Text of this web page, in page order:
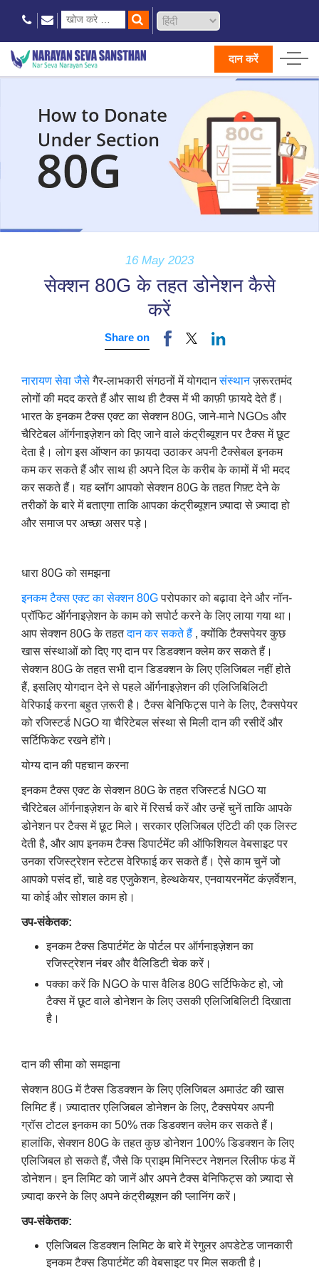
दान करें
16 May 2023
सेक्शन 80G के तहत डोनेशन कैसे
करें
Share on
नारायणसेवा जैसेगैर-लाभकारी संगठनों में योगदानसंस्थानज़रूरतमंद
लोगों की मदद करते हैं और साथ ही टैक्स में भी काफ़ी फ़ायदे देते हैं।
भारत के इनकम टैक्स एक्ट का सेक्शन 80G, जाने-माने NGOs और
चैरिटेबल ऑर्गनाइज़ेशन को दिए जाने वाले कंट्रीब्यूशन पर टैक्स में छूट
देता है। लोग इस ऑप्शन का फ़ायदा उठाकर अपनी टैक्सेबल इनकम
कम कर सकते हैं और साथ ही अपने दिल के करीब के कामों में भी मदद
कर सकते हैं। यह ब्लॉग आपको सेक्शन 80G के तहत गिफ़्ट देने के
तरीकों के बारे में बताएगा ताकि आपका कंट्रीब्यूशन ज़्यादा से ज़्यादा हो
और समाज पर अच्छा असर पड़े।
धारा 80G को समझना
इनकम टैक्स एक्ट का सेक्शन 80Gपरोपकार को बढ़ावा देने और नॉन-
प्रॉफिट ऑर्गनाइज़ेशन के काम को सपोर्ट करने के लिए लाया गया था।
आप सेक्शन 80G के तहतदान कर सकते हैं , क्योंकि टैक्सपेयर कुछ
खास संस्थाओं को दिए गए दान पर डिडक्शन क्लेम कर सकते हैं।
सेक्शन 80G के तहत सभी दान डिडक्शन के लिए एलिजिबल नहीं होते
हैं, इसलिए योगदान देने से पहले ऑर्गनाइज़ेशन की एलिजिबिलिटी
वेरिफाई करना बहुत ज़रूरी है। टैक्स बेनिफिट्स पाने के लिए, टैक्सपेयर
को रजिस्टर्ड NGO या चैरिटेबल संस्था से मिली दान की रसीदें और
सर्टिफिकेट रखने होंगे।
योग्य दान की पहचान करना
इनकम टैक्स एक्ट के सेक्शन 80G के तहत रजिस्टर्ड NGO या
चैरिटेबल ऑर्गनाइज़ेशन के बारे में रिसर्च करें और उन्हें चुनें ताकि आपके
डोनेशन पर टैक्स में छूट मिले। सरकार एलिजिबल एंटिटी की एक लिस्ट
देती है, और आप इनकम टैक्स डिपार्टमेंट की ऑफिशियल वेबसाइट पर
उनका रजिस्ट्रेशन स्टेटस वेरिफाई कर सकते हैं। ऐसे काम चुनें जो
आपको पसंद हों, चाहे वह एजुकेशन, हेल्थकेयर, एनवायरनमेंट कंज़र्वेशन,
या कोई और सोशल काम हो।
उप-संकेतक:
इनकम टैक्स डिपार्टमेंट के पोर्टल पर ऑर्गनाइज़ेशन का
रजिस्ट्रेशन नंबर और वैलिडिटी चेक करें।
पक्का करें कि NGO के पास वैलिड 80G सर्टिफिकेट हो, जो
टैक्स में छूट वाले डोनेशन के लिए उसकी एलिजिबिलिटी दिखाता
है।
दान की सीमा को समझना
सेक्शन 80G में टैक्स डिडक्शन के लिए एलिजिबल अमाउंट की खास
लिमिट हैं। ज़्यादातर एलिजिबल डोनेशन के लिए, टैक्सपेयर अपनी
ग्रॉस टोटल इनकम का 50% तक डिडक्शन क्लेम कर सकते हैं।
हालांकि, सेक्शन 80G के तहत कुछ डोनेशन 100% डिडक्शन के लिए
एलिजिबल हो सकते हैं, जैसे कि प्राइम मिनिस्टर नेशनल रिलीफ फंड में
डोनेशन। इन लिमिट को जानें और अपने टैक्स बेनिफिट्स को ज़्यादा से
ज़्यादा करने के लिए अपने कंट्रीब्यूशन की प्लानिंग करें।
उप-संकेतक:
एलिजिबल डिडक्शन लिमिट के बारे में रेगुलर अपडेटेड जानकारी
इनकम टैक्स डिपार्टमेंट की वेबसाइट पर मिल सकती है।